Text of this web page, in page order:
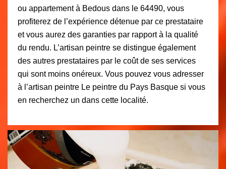
ou appartement à Bedous dans le 64490, vous
profiterez de l’expérience détenue par ce prestataire
et vous aurez des garanties par rapport à la qualité
du rendu. L’artisan peintre se distingue également
des autres prestataires par le coût de ses services
qui sont moins onéreux. Vous pouvez vous adresser
à l’artisan peintre Le peintre du Pays Basque si vous
en recherchez un dans cette localité.